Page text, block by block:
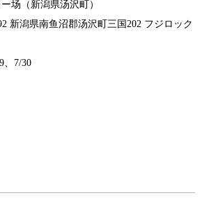
场（新潟県汤沢町）
新潟県南鱼沼郡汤沢町三国202 フジロック
、7/30